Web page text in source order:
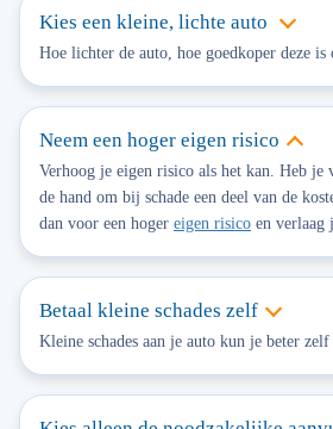
Kies een kleine, lichte auto
Hoe lichter de auto, hoe goedkoper deze is
Neem een hoger eigen risico
Verhoog je eigen risico als het kan. Heb je
de hand om bij schade een deel van de
dan voor een hoger eigen risico en verlaag
Betaal kleine schades zelf
Kleine schades aan je auto kun je beter zelf